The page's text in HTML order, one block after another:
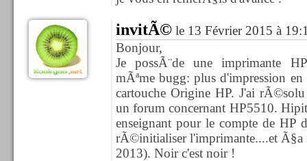
invitÃ©le 13 Février 2015 à
Bonjour,
Je possÃ¨de une imprimante
mÃªme bugg: plus d'impression
cartouche Origine HP. J'ai
un forum concernant HP5510.
enseignant pour le compte de HP
rÃ©initialiser l'imprimante....et Ã§a
2013). Noir c'est noir !